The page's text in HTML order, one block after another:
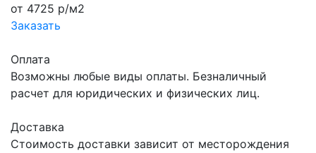
от 4725 р/м2
Заказать
Оплата
Возможны любые виды оплаты. Безналичный
расчет для юридических и физических лиц.
Доставка
Стоимость доставки зависит от месторождения